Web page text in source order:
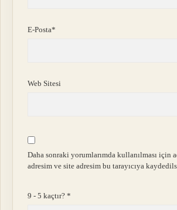
E-Posta*
Web Sitesi
Daha sonraki yorumlarımda kullanılması için
adresim ve site adresim bu tarayıcıya
9 - 5 kaçtır?*